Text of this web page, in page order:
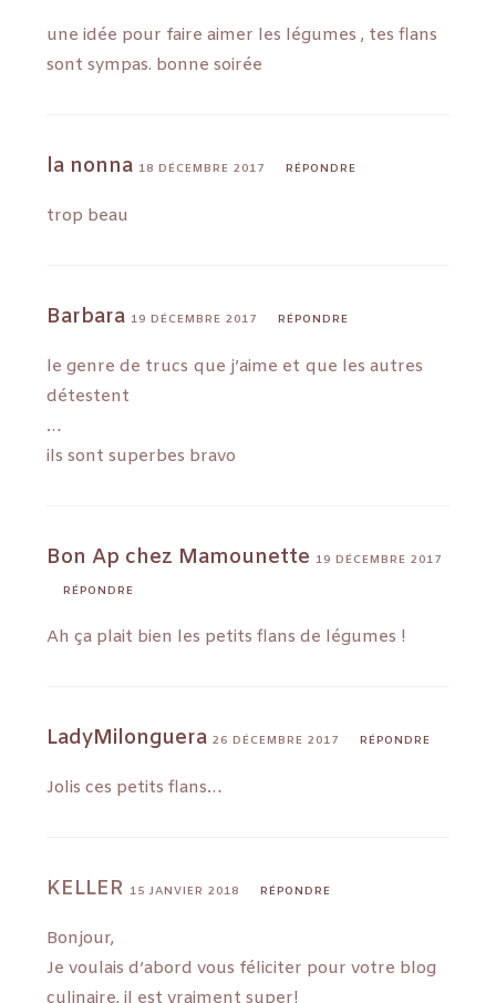
une idée pour faire aimer les légumes , tes flans
sont sympas. bonne soirée
la nonna 18 DÉCEMBRE 2017 RÉPONDRE
trop beau
Barbara 19 DÉCEMBRE 2017 RÉPONDRE
le genre de trucs que j’aime et que les autres
détestent
…
ils sont superbes bravo
Bon Ap chez Mamounette 19 DÉCEMBRE 2017
RÉPONDRE
Ah ça plait bien les petits flans de légumes !
LadyMilonguera 26 DÉCEMBRE 2017 RÉPONDRE
Jolis ces petits flans…
KELLER15 JANVIER 2018 RÉPONDRE
Bonjour,
Je voulais d’abord vous féliciter pour votre blog
culinaire, il est vraiment super!